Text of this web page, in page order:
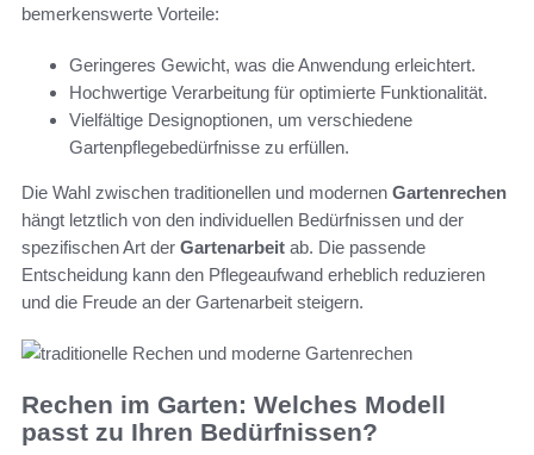
bemerkenswerte Vorteile:
Geringeres Gewicht, was die Anwendung erleichtert.
Hochwertige Verarbeitung für optimierte Funktionalität.
Vielfältige Designoptionen, um verschiedene
Gartenpflegebedürfnisse zu erfüllen.
Die Wahl zwischen traditionellen und modernen Gartenrechen
hängt letztlich von den individuellen Bedürfnissen und der
spezifischen Art der Gartenarbeit ab. Die passende
Entscheidung kann den Pflegeaufwand erheblich reduzieren
und die Freude an der Gartenarbeit steigern.
Rechen im Garten: Welches Modell
passt zu Ihren Bedürfnissen?